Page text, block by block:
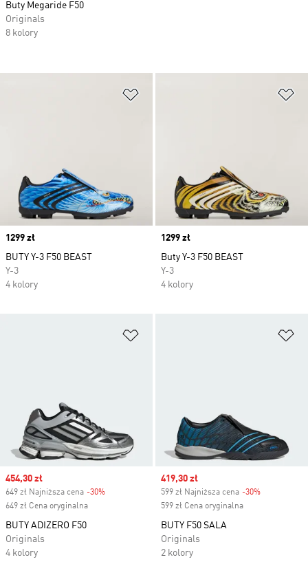
Price
1299 zł
BUTY Y-3 F50 BEAST
Y-3
4 kolory
Price
1299 zł
Buty Y-3 F50 BEAST
Y-3
4 kolory
Sale price
454,30 zł
649 zł Najniższa cena -30%
649 zł Cena oryginalna
BUTY ADIZERO F50
Originals
4 kolory
Sale price
419,30 zł
599 zł Najniższa cena -30%
599 zł Cena oryginalna
BUTY F50 SALA
Originals
2 kolory
Buty Megaride F50
Originals
8 kolory